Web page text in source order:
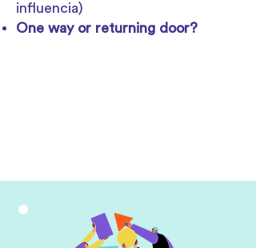
influencia)
One way or returning door?